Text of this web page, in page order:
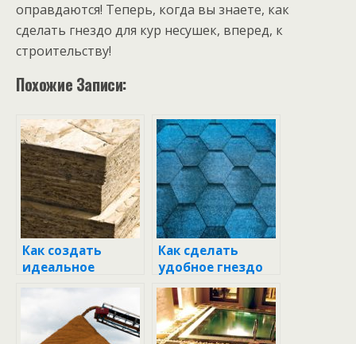
оправдаются! Теперь, когда вы знаете, как
сделать гнездо для кур несушек, вперед, к
строительству!
Похожие Записи:
Как создать
идеальное
гнездо для кур
яйцесборником
своими руками
Как сделать
удобное гнездо
для кур несушек с
яйцесборником
своими руками